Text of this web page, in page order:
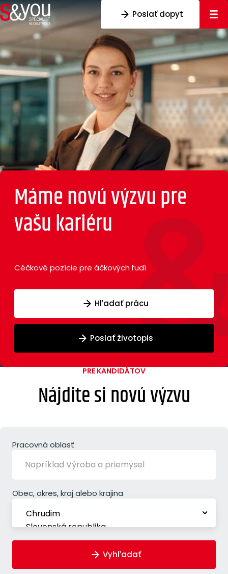
Preskočiť na obsah
Poslať dopyt
Máme novúvýzvu pre
vašu kariéru
Céčkové pozície pre áčkových ľudí
Hľadať prácu
Poslať životopis
PRE KANDIDÁTOV
Nájdite si novú výzvu
Pracovná oblasť
Obec, okres, kraj alebo krajina
Vyhľadať